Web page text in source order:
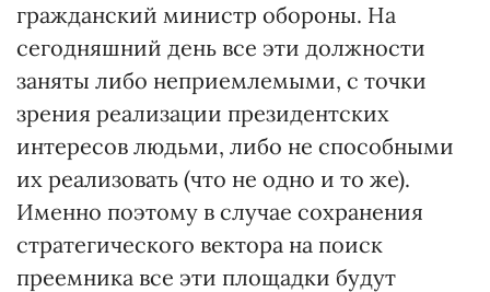
гражданский министр обороны. На
сегодняшний день все эти должности
заняты либо неприемлемыми, с точки
зрения реализации президентских
интересов людьми, либо не способными
их реализовать (что не одно и то же).
Именно поэтому в случае сохранения
стратегического вектора на поиск
преемника все эти площадки будут